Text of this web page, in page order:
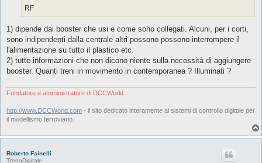
RF
1) dipende dai booster che usi e come sono collegati. Alcuni, per i corti,
sono indipendenti dalla centrale altri possono possono interrompere il
l'alimentazione su tutto il plastico etc.
2) tutte informazioni che non dicono niente sulla necessità di aggiungere
booster. Quanti treni in movimento in contemporanea ? Illuminati ?
Fondatore e amministratore di DCCWorld
http://www.DCCWorld.com - il sito dedicato interamente ai sistemi di controllo digitale per
il modellismo ferroviario.
Roberto Fainelli
TrenoDigitale